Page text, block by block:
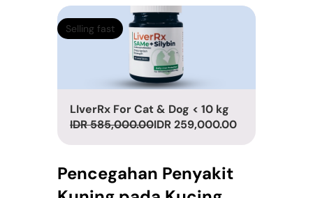
Selling fast
LIverRx For Cat & Dog < 10 kg
IDR 585,000.00IDR 259,000.00
Pencegahan Penyakit